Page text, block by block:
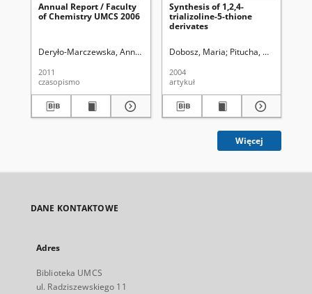
Annual Report / Faculty
of Chemistry UMCS 2006
Deryło-Marczewska, Anna (1954- ). Ed.
2011
czasopismo
Synthesis of 1,2,4-
trializoline-5-thione
derivates
Dobosz, Maria Pitucha, Monika
2004
artykuł
Więcej
DANE KONTAKTOWE
Adres
Biblioteka UMCS
ul. Radziszewskiego 11